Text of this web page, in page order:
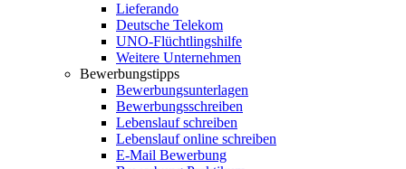
Lieferando
Deutsche Telekom
UNO-Flüchtlingshilfe
Weitere Unternehmen
Bewerbungstipps
Bewerbungsunterlagen
Bewerbungsschreiben
Lebenslauf schreiben
Lebenslauf online schreiben
E-Mail Bewerbung